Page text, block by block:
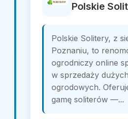
Polskie
Polskie Solitery, z
Poznaniu, to
ogrodniczy online
w sprzedaży
ogrodowych.
gamę soliterów —...